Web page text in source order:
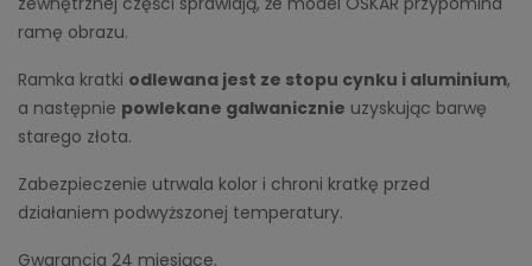
ramę obrazu.
Ramka kratki odlewana jest ze stopu cynku i aluminium,
a następnie powlekane galwanicznie uzyskując barwę
starego złota.
Zabezpieczenie utrwala kolor i chroni kratkę przed
działaniem podwyższonej temperatury.
Gwarancja 24 miesiące.